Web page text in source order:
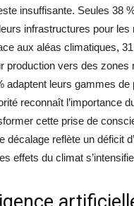
insuffisante. Seules 38
infrastructures pour les
aux aléas climatiques,
production vers des zones
adaptent leurs gammes de
reconnaît l’importance
cette prise de
décalage reflète un déficit
effets du climat